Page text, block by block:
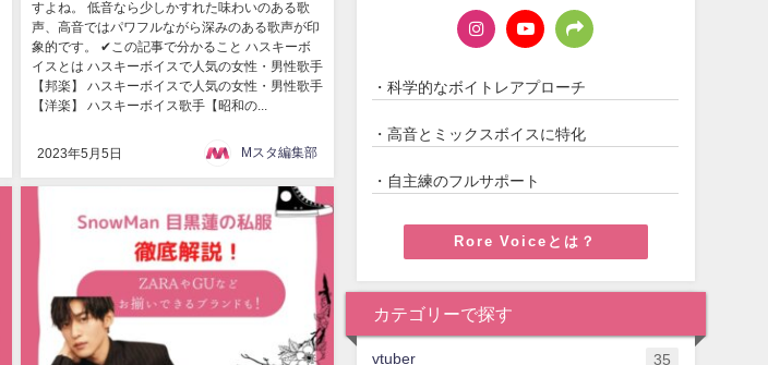
すよね。 低音なら少しかすれた味わいのある歌
声、高音ではパワフルながら深みのある歌声が印
象的です。 ✔この記事で分かること ハスキーボ
イスとは ハスキーボイスで人気の女性・男性歌手
【邦楽】 ハスキーボイスで人気の女性・男性歌手
【洋楽】 ハスキーボイス歌手【昭和の...
2023年5月5日 Mスタ編集部
・科学的なボイトレアプローチ
・高音とミックスボイスに特化
・自主練のフルサポート
Rore Voiceとは？
カテゴリーで探す
vtuber 35